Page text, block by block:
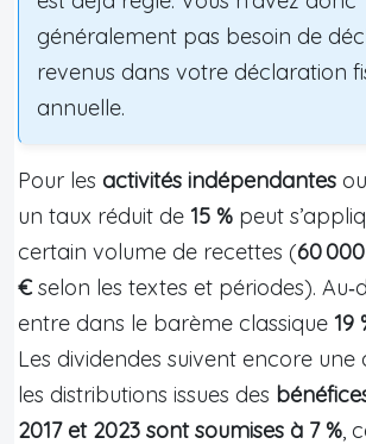
généralement pas besoin de
revenus dans votre déclaration
annuelle.
Pour les activités indépendantes
un taux réduit de 15 % peut
certain volume de recettes (60
€selon les textes et périodes).
entre dans le barème classique 19
Les dividendes suivent encore une
les distributions issues des
2017 et 2023 sont soumises à 7 %,